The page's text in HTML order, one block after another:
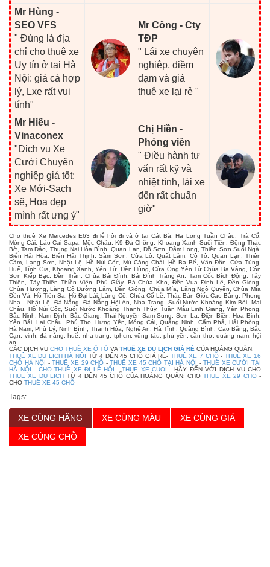
Mr Hùng -
SEO VFS
" Đúng là địa
chỉ cho thuê xe
Uy tín ở tại Hà
Nội: giá cả hợp
lý, Lxe rất vui
tính"
Mr Công - Cty
TĐP
" Lái xe chuyên
nghiệp, điềm
đạm và giá
thuê xe lại rẻ "
Mr Hiếu -
Vinaconex
"Dịch vụ Xe
Cưới Chuyên
nghiệp giá tốt:
Xe Mới-Sạch
sẽ, Hoa đẹp
mình rất ưng ý"
Chị Hiền -
Phóng viên
" Điều hành tư
vấn rất kỹ và
nhiệt tình, lái xe
đến rất chuẩn
giờ"
Cho thuê Xe Mercedes E63 đi lễ hội đi và ở tại Cát Bà, Hạ Long Tuần Châu, Trà Cổ,
Móng Cái, Lào Cai Sapa, Mộc Châu, K9 Đá Chông, Khoang Xanh Suối Tiên, Động Thác
Bờ, Tam Đảo, Thung Nai Hòa Bình, Quan Lạn, Đồ Sơn, Đầm Long, Thiên Sơn Suối Ngà,
Biển Hải Hòa, Biển Hải Thịnh, Sầm Sơn, Cửa Lò, Quất Lâm, Cô Tô, Quan Lạn, Thiên
Cầm, Lạng Sơn, Nhật Lệ, Hồ Núi Cốc, Mù Căng Chải, Hồ Ba Bể, Vân Đồn, Cửa Tùng,
Huế, Tĩnh Gia, Khoang Xanh, Yên Tử, Đền Hùng, Cửa Ông Yên Tử Chùa Ba Vàng, Côn
Sơn Kiếp Bạc, Đền Trần, Chùa Bái Đính, Bái Đính Tràng An, Tam Cốc Bích Động, Tây
Thiên, Tây Thiên Thiền Viện, Phủ Giầy, Bà Chúa Kho, Đền Vua Đinh Lê, Đền Gióng,
Chùa Hương, Làng Cổ Đường Lâm, Đền Gióng, Chùa Mía, Lăng Ngô Quyền, Chùa Mía
Đền Và, Hồ Tiên Sa, Hồ Đại Lải, Lăng Cô, Chùa Cổ Lễ, Thác Bản Giốc Cao Bằng, Phong
Nha - Nhật Lệ, Đà Nẵng, Đà Nẵng Hội An, Nha Trang, Suối Nước Khoáng Kim Bôi, Mai
Châu, Hồ Núi Cốc, Suối Nước Khoáng Thanh Thủy, Tuần Mẫu Linh Giang, Yên Phong,
Bắc Ninh, Nam Định, Bắc Giang, Thái Nguyên Sam Sung, Sơn La, Điện Biên, Hoa Binh,
Yên Bái, Lai Châu, Phú Thọ, Hưng Yên, Móng Cái, Quảng Ninh, Cẩm Phả, Hải Phòng,
Hà Nam, Phủ Lý, Ninh Bình, Thanh Hóa, Nghệ An, Hà Tĩnh, Quảng Bình, Cao Bằng, Bắc
Cạn, vinh, đà nẵng, huế, nha trang, tphcm, vũng tàu, phú yên, cần thơ, quảng nam, hội
an.
CÁC DỊCH VỤ CHO THUÊ XE Ô TÔ VA THUÊ XE DU LỊCH GIÁ RẺ CỦA HOÀNG QUÂN:
THUÊ XE DU LỊCH HÀ NỘI TỪ 4 ĐẾN 45 CHỖ GIÁ RẺ- THUÊ XE 7 CHỖ- THUÊ XE 16
CHỖ HÀ NỘI -THUÊ XE 29 CHỖ -THUÊ XE 45 CHỖ TẠI HÀ NỘI -THUÊ XE CƯỚI TẠI
HÀ NỘI - CHO THUÊ XE ĐI LỄ HỘI -THUE XE CUOI - HÃY ĐẾN VỚI DỊCH VỤ CHO
THUE XE DU LICH TỪ 4 ĐẾN 45 CHỖ CỦA HOÀNG QUÂN: CHOTHUE XE 29 CHO-
CHO THUÊ XE 45 CHỖ -
Tags:
XE CÙNG HÃNG XE CÙNG MÀU
XE CÙNG GIÁ
XE CÙNG CHỖ